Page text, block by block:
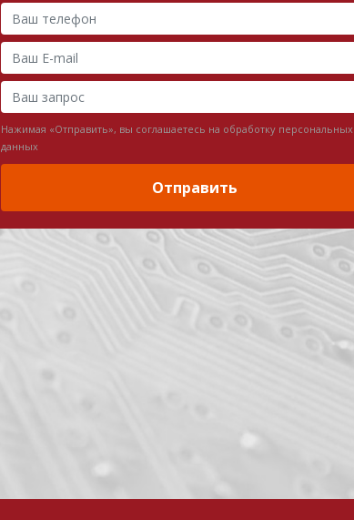
Нажимая «Отправить», вы соглашаетесь на обработку персональных
данных
Отправить